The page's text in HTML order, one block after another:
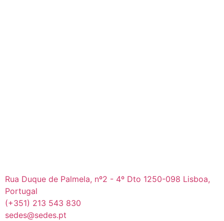
Rua Duque de Palmela, nº2 - 4º Dto 1250-098 Lisboa,
Portugal
(+351) 213 543 830
sedes@sedes.pt